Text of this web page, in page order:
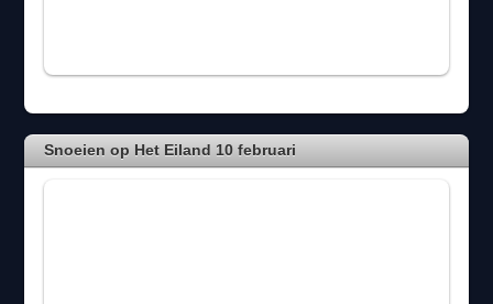
Snoeien op Het Eiland 10 februari